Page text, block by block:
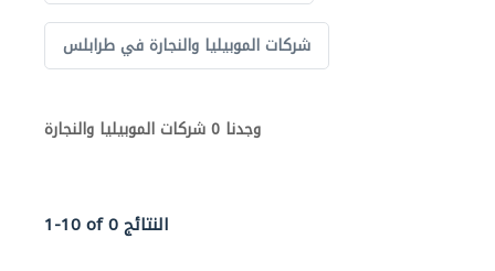
شركات الموبيليا والنجارة في طرابلس
وجدنا 0 شركات الموبيليا والنجارة
1-10 of 0 النتائج